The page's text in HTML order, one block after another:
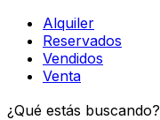
Alquiler
Reservados
Vendidos
Venta
¿Qué estás buscando?